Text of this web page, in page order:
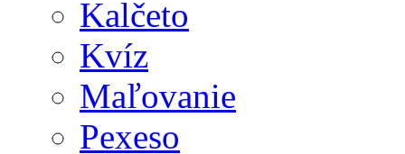
Kalčeto
Kvíz
Maľovanie
Pexeso